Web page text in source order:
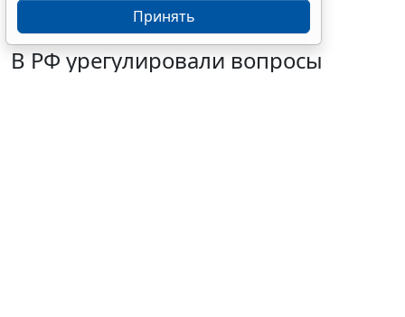
В РФ урегулировали вопросы
Принять